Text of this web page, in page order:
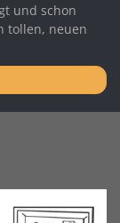
und schon
tollen, neuen